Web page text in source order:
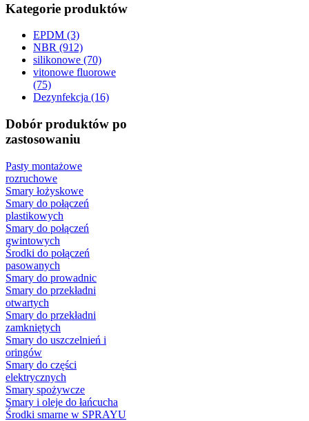
Kategorie produktów
EPDM (3)
NBR (912)
silikonowe (70)
vitonowe fluorowe
(75)
Dezynfekcja (16)
Dobór produktów po
zastosowaniu
Pasty montażowe
rozruchowe
Smary łożyskowe
Smary do połączeń
plastikowych
Smary do połączeń
gwintowych
Środki do połączeń
pasowanych
Smary do prowadnic
Smary do przekładni
otwartych
Smary do przekładni
zamkniętych
Smary do uszczelnień i
oringów
Smary do części
elektrycznych
Smary spożywcze
Smary i oleje do łańcucha
Środki smarne w SPRAYU